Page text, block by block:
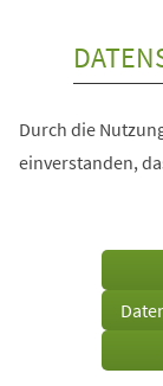
Durch die
einverstanden,